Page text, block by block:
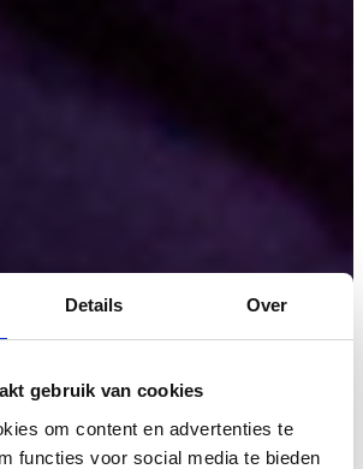
Details Over
gebruik van cookies
om content en advertenties te
functies voor social media te bieden